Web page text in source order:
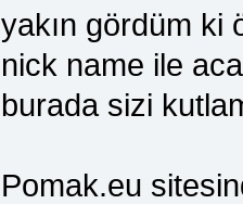
yakın gördüm ki
nick name ile
burada sizi
Pomak.eu